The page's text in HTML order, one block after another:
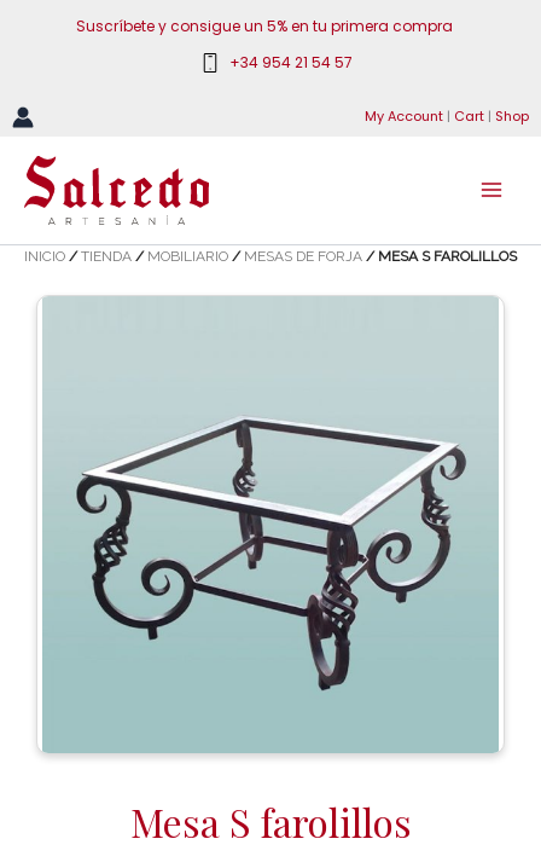
Suscríbete y consigue un 5% en tu primera compra
+34 954 21 54 57
My Account | Cart | Shop
INICIO /TIENDA / MOBILIARIO / MESAS DE FORJA / MESA S FAROLILLOS
Mesa S farolillos